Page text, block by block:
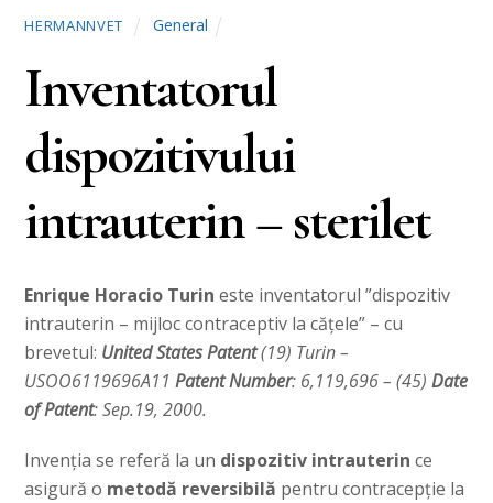
HERMANNVET General
Inventatorul
dispozitivului
intrauterin – sterilet
Enrique Horacio Turineste inventatorul ”dispozitiv
intrauterin – mijloc contraceptiv la cățele” – cu
brevetul: United States Patent(19) Turin –
USOO6119696A11Patent Number: 6,119,696 – (45)Date
of Patent: Sep.19, 2000.
Invenția se referă la un dispozitiv intrauterin ce
asigură o metodă reversibilă pentru contracepție la